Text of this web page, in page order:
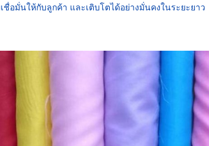
อมั่นให้กับลูกค้า และเติบโตได้อย่างมั่นคงในระยะยาว